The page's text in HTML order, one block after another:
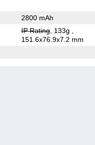
2800 mAh
IP Rating, 133g
151.6x76.9x7.2 mm